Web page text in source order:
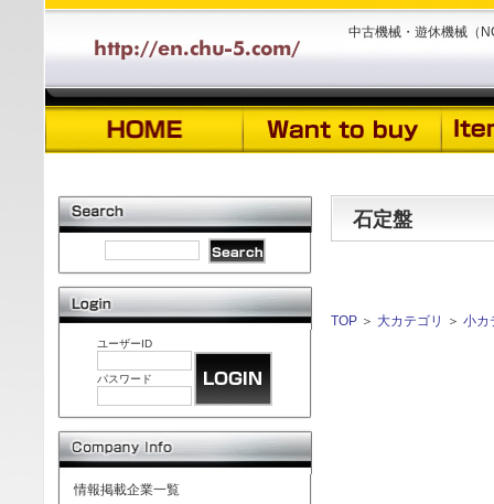
中古機械・遊休機械（
石定盤
TOP ＞ 大カテゴリ ＞ 小カ
ユーザーID
パスワード
情報掲載企業一覧